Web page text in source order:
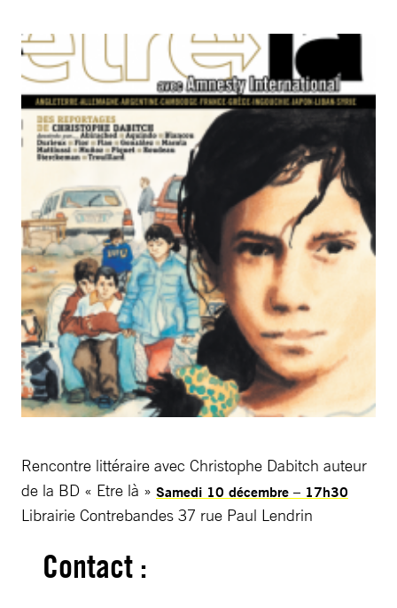
Rencontre littéraire avec Christophe Dabitch auteur
de la BD « Etre là » Samedi 10 décembre – 17h30
Librairie Contrebandes 37 rue Paul Lendrin
Contact :